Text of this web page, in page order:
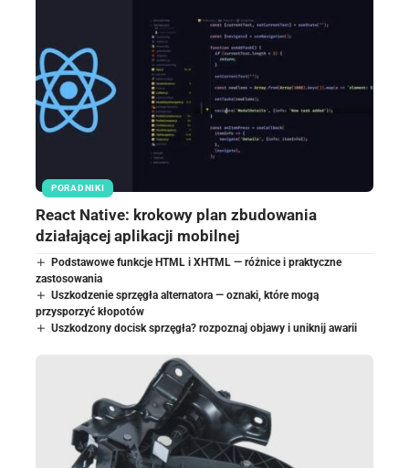
PORADNIKI
React Native: krokowy plan zbudowania
działającej aplikacji mobilnej
Podstawowe funkcje HTML i XHTML — różnice i praktyczne
zastosowania
Uszkodzenie sprzęgła alternatora — oznaki, które mogą
przysporzyć kłopotów
Uszkodzony docisk sprzęgła? rozpoznaj objawy i uniknij awarii